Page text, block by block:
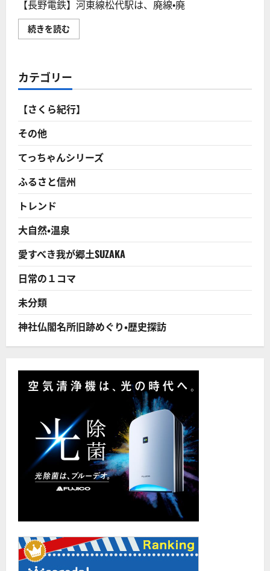
昔
を
せ
い
さ
に
読
【長野電鉄】河東線松代駅は、廃線・廃
続きを読む
野
線
松
駅
は、
廃
駅
と
な
っ
た
が、
駅
り、
辛
う
じ
て
昔
の
面
残
し
て
る!
て
さ
読
む
カテゴリー
【さくら紀行】
その他
てっちゃんシリーズ
ふるさと信州
トレンド
大自然・温泉
愛すべき我が郷土SUZAKA
日常の１コマ
未分類
神社仏閣名所旧跡めぐり・歴史探訪